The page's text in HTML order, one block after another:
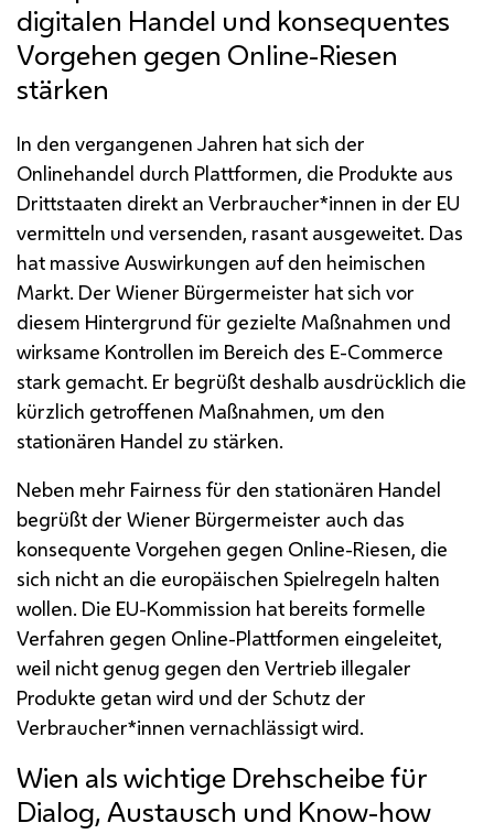
digitalen Handel und konsequentes
Vorgehen gegen Online-Riesen
stärken
In den vergangenen Jahren hat sich der
Onlinehandel durch Plattformen, die Produkte aus
Drittstaaten direkt an Verbraucher*innen in der EU
vermitteln und versenden, rasant ausgeweitet. Das
hat massive Auswirkungen auf den heimischen
Markt. Der Wiener Bürgermeister hat sich vor
diesem Hintergrund für gezielte Maßnahmen und
wirksame Kontrollen im Bereich des E-Commerce
stark gemacht. Er begrüßt deshalb ausdrücklich die
kürzlich getroffenen Maßnahmen, um den
stationären Handel zu stärken.
Neben mehr Fairness für den stationären Handel
begrüßt der Wiener Bürgermeister auch das
konsequente Vorgehen gegen Online-Riesen, die
sich nicht an die europäischen Spielregeln halten
wollen. Die EU-Kommission hat bereits formelle
Verfahren gegen Online-Plattformen eingeleitet,
weil nicht genug gegen den Vertrieb illegaler
Produkte getan wird und der Schutz der
Verbraucher*innen vernachlässigt wird.
Wien als wichtige Drehscheibe für
Dialog, Austausch und Know-how